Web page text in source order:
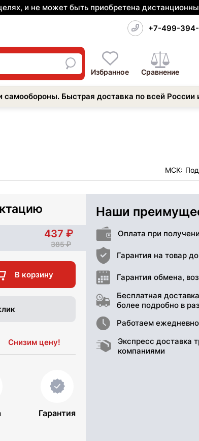
и не может быть приобретена
+7-499-
Избранное Сравнение
Быстрая доставка по всей России
МСК:
437
385
В корзину
Снизим цену!
Гарантия
Наши
Оплата при
Гарантия на товар
Гарантия обмена,
Бесплатная
более подробно в
Работаем
Экспресс доставка
компаниями